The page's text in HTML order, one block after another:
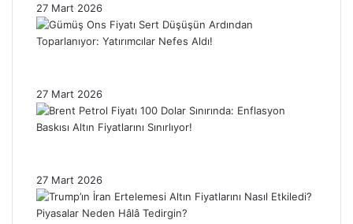
27 Mart 2026
27 Mart 2026
27 Mart 2026